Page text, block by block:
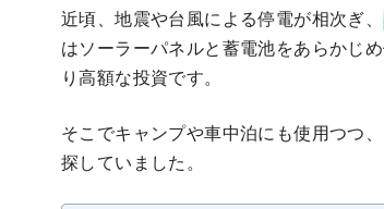
近頃、地震や台風による停電が相次ぎ、
はソーラーパネルと蓄電池をあらかじ
り高額な投資です。
そこでキャンプや車中泊にも使用つつ
探していました。